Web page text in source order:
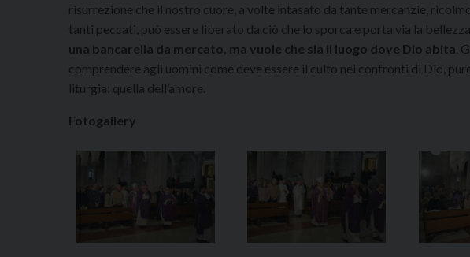
risurrezione che il nostro cuore, a volte intasato da tante mercanzie,
tanti peccati, può essere liberato da ciò che lo sporca e porta via la bellezza.
una bancarella da mercato, ma vuole che sia il luogo dove Dio abita .
comprendere agli uomini come deve essere il culto nei confronti di Dio,
liturgia: quella dell’amore.
Fotogallery